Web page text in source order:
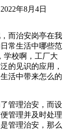
2022年8月4日
而治安岗亭在我
常生活中哪些范
学校啊，工厂大
的见识的应用，
活中带来怎么的
管理治安，而设
管理并及时处理
管理治安，那么